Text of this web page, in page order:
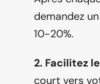
demandez
10-20%.
2. Facilitez